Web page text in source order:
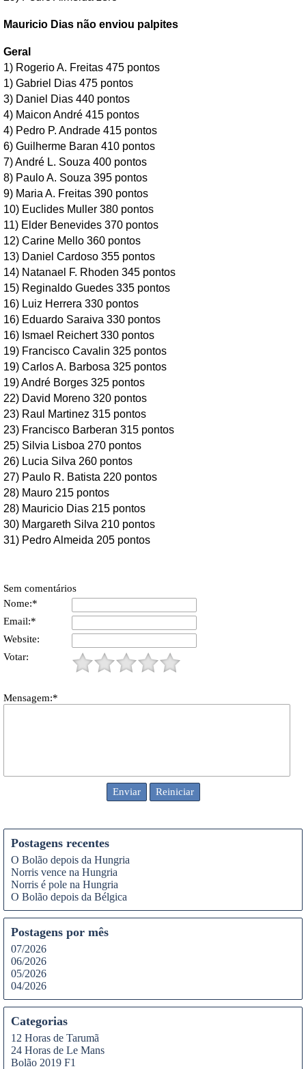
Mauricio Dias não enviou palpites
Geral
1) Rogerio A. Freitas 475 pontos
1) Gabriel Dias 475 pontos
3) Daniel Dias 440 pontos
4) Maicon André 415 pontos
4) Pedro P. Andrade 415 pontos
6) Guilherme Baran 410 pontos
7) André L. Souza 400 pontos
8) Paulo A. Souza 395 pontos
9) Maria A. Freitas 390 pontos
10) Euclides Muller 380 pontos
11) Elder Benevides 370 pontos
12) Carine Mello 360 pontos
13) Daniel Cardoso 355 pontos
14) Natanael F. Rhoden 345 pontos
15) Reginaldo Guedes 335 pontos
16) Luiz Herrera 330 pontos
16) Eduardo Saraiva 330 pontos
16) Ismael Reichert 330 pontos
19) Francisco Cavalin 325 pontos
19) Carlos A. Barbosa 325 pontos
19) André Borges 325 pontos
22) David Moreno 320 pontos
23) Raul Martinez 315 pontos
23) Francisco Barberan 315 pontos
25) Silvia Lisboa 270 pontos
26) Lucia Silva 260 pontos
27) Paulo R. Batista 220 pontos
28) Mauro 215 pontos
28) Mauricio Dias 215 pontos
30) Margareth Silva 210 pontos
31) Pedro Almeida 205 pontos
Sem comentários
Nome:*
Email:*
Website:
Votar:
Mensagem:*
Postagens recentes
O Bolão depois da Hungria
Norris vence na Hungria
Norris é pole na Hungria
O Bolão depois da Bélgica
Postagens por mês
07/2026
06/2026
05/2026
04/2026
Categorias
12 Horas de Tarumã
24 Horas de Le Mans
Bolão 2019 F1